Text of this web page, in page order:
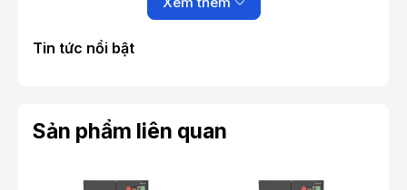
đình có nhu cầu dự trữ thực phẩm lớn.
Công nghệ Inverter tiết kiệm điện:
không gian yên tĩnh cho gia đình bạn.
Công nghệ Panorama giúp lan tỏa luồng khí lạnh đa
Tin tức nổi bật
Sản phẩm liên quan